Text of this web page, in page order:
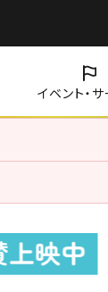
イベント・ サ
を使用していま